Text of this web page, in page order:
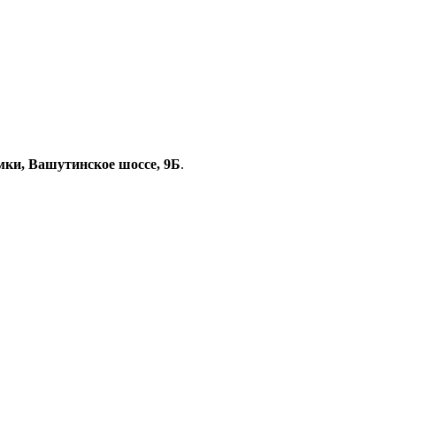
Вашутинское шоссе, 9Б.